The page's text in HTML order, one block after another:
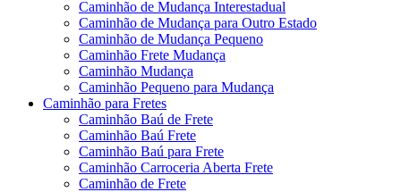
Caminhão de Mudança Interestadual
Caminhão de Mudança para Outro Estado
Caminhão de Mudança Pequeno
Caminhão Frete Mudança
Caminhão Mudança
Caminhão Pequeno para Mudança
Caminhão para Fretes
Caminhão Baú de Frete
Caminhão Baú Frete
Caminhão Baú para Frete
Caminhão Carroceria Aberta Frete
Caminhão de Frete